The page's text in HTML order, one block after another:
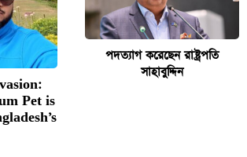
Pet is
পদত্যাগ করেছেন রাষ্ট্রপতি
সাহাবুদ্দিন